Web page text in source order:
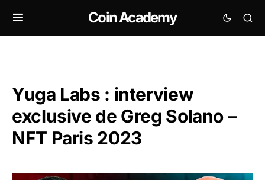
Coin Academy
Yuga Labs : interview
exclusive de Greg Solano –
NFT Paris 2023